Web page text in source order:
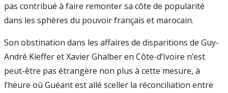
pas contribué à faire remonter sa côte de popularité
dans les sphères du pouvoir français et marocain.
Son obstination dans les affaires de disparitions de Guy-
André Kieffer et Xavier Ghalber en Côte-d’Ivoire n’est
peut-être pas étrangère non plus à cette mesure, à
l’heure où Guéant est allé sceller la réconciliation entre